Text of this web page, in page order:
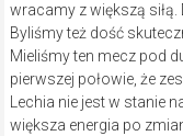
wracamy z większą
Byliśmy też dość
Mieliśmy ten mecz pod
pierwszej połowie, że
Lechia nie jest w stanie
większa energia po